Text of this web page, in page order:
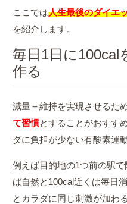
ここでは人生最後のダイエ
を紹介します。
毎日1日に100cal
作る
減量＋維持を実現させるた
て習慣とすることがおすす
ダに負担が少ない有酸素運
例えば目的地の1つ前の駅
ば自然と100cal近くは毎日
とカラダに同じ刺激が加わ